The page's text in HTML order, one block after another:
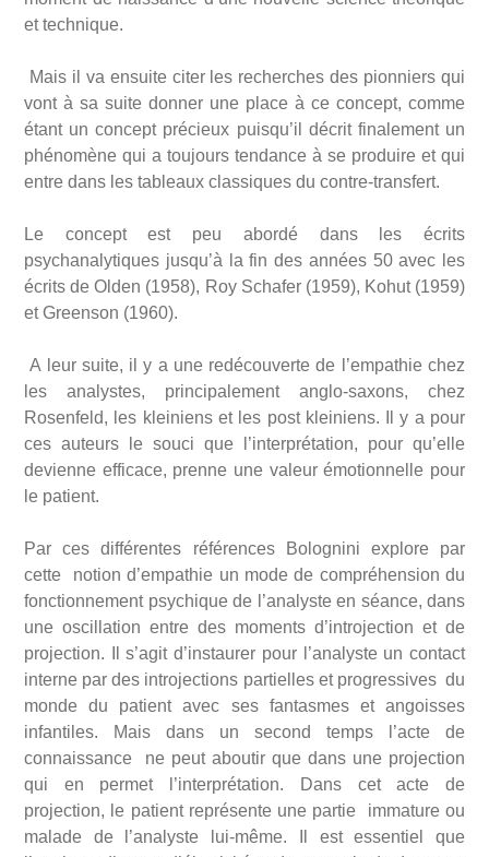
et technique.
Mais il va ensuite citer les recherches des pionniers qui
vont à sa suite donner une place à ce concept, comme
étant un concept précieux puisqu’il décrit finalement un
phénomène qui a toujours tendance à se produire et qui
entre dans les tableaux classiques du contre-transfert.
Le concept est peu abordé dans les écrits
psychanalytiques jusqu’à la fin des années 50 avec les
écrits de Olden (1958), Roy Schafer (1959), Kohut (1959)
et Greenson (1960).
A leur suite, il y a une redécouverte de l’empathie chez
les analystes, principalement anglo-saxons, chez
Rosenfeld, les kleiniens et les post kleiniens. Il y a pour
ces auteurs le souci que l’interprétation, pour qu’elle
devienne efficace, prenne une valeur émotionnelle pour
le patient.
Par ces différentes références Bolognini explore par
cette notion d’empathie un mode de compréhension du
fonctionnement psychique de l’analyste en séance, dans
une oscillation entre des moments d’introjection et de
projection. Il s’agit d’instaurer pour l’analyste un contact
interne par des introjections partielles et progressives du
monde du patient avec ses fantasmes et angoisses
infantiles. Mais dans un second temps l’acte de
connaissance ne peut aboutir que dans une projection
qui en permet l’interprétation. Dans cet acte de
projection, le patient représente une partie immature ou
malade de l’analyste lui-même. Il est essentiel que